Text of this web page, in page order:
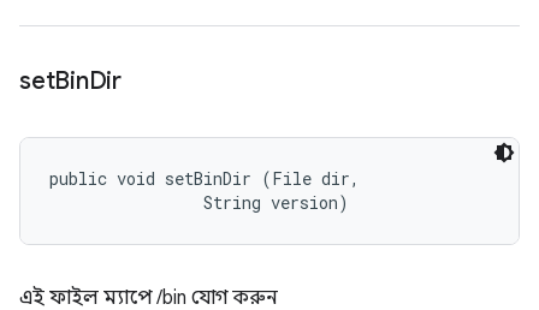
setBinDir
public void setBinDir (File dir,
                String version)
এই ফাইল ম্যাপে /bin যোগ করুন